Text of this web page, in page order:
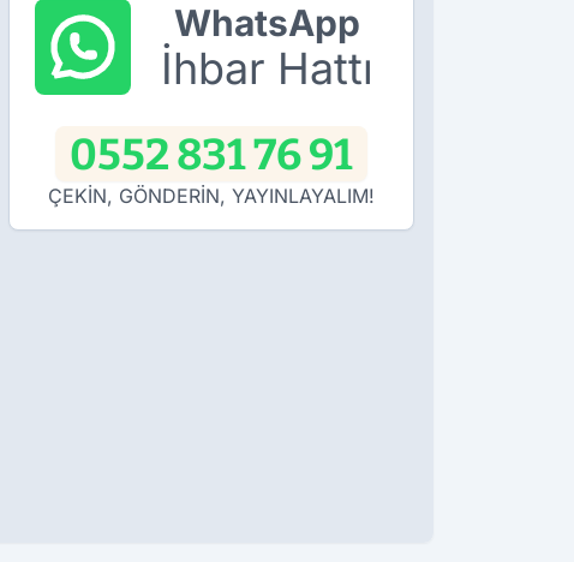
WhatsApp
İhbar Hattı
0552 831 76 91
ÇEKİN, GÖNDERİN, YAYINLAYALIM!